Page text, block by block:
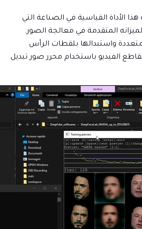
هذا الأداة القياسية في الصناعة التي
المتقدمة في معالجة الصور.
واستبدالها بلقطات الرأس
الفيديو باستخدام محرر صور تبديل